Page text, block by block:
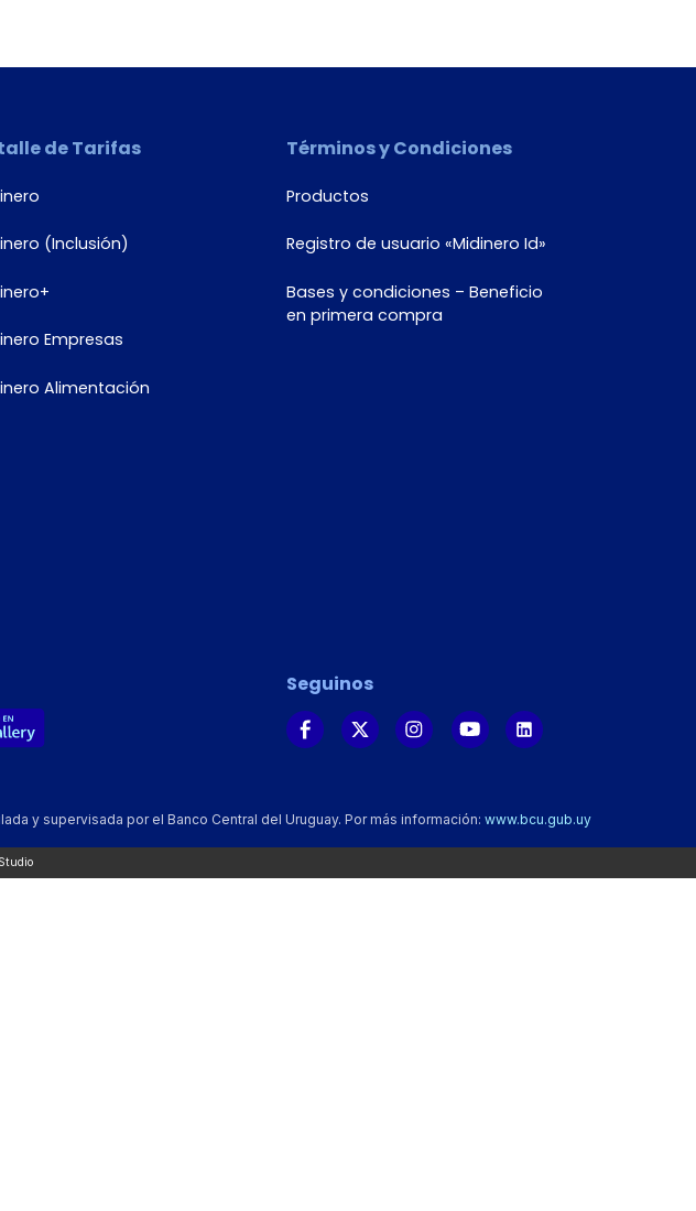
de Tarifas
(Inclusión)
Empresas
Alimentación
Términos y Condiciones
Productos
Registro de usuario «Midinero Id»
Bases y condiciones – Beneficio
en primera compra
Seguinos
y supervisada por el Banco Central del Uruguay. Por más información: www.bcu.gub.uy